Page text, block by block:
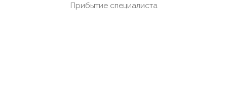
Прибытие специалиста